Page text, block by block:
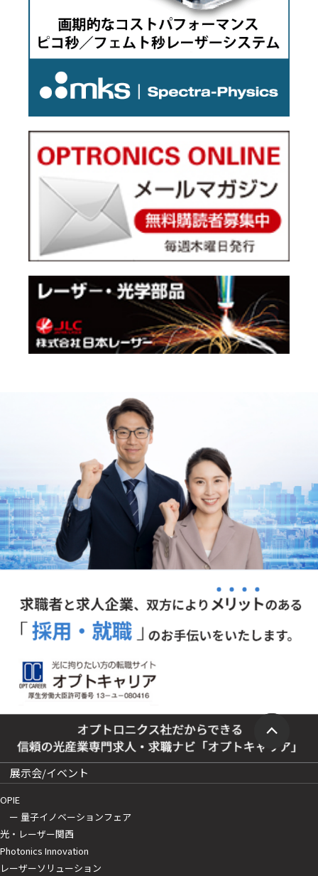
展示会/イベント
OPIE
ー 量子イノベーションフェア
光・レーザー関西
Photonics Innovation
レーザーソリューション